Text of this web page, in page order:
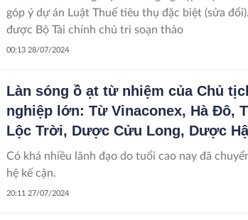
góp ý dự án Luật Thuế tiêu thụ đặc biệt (sửa
được Bộ Tài chính chủ trì soạn thảo
00:13 28/07/2024
Làn sóng ồ ạt từ nhiệm của Chủ
nghiệp lớn: Từ Vinaconex, Hà Đô,
Lộc Trời, Dược Cửu Long, Dược
Có khá nhiều lãnh đạo do tuổi cao nay đã
hệ kế cận.
20:11 27/07/2024